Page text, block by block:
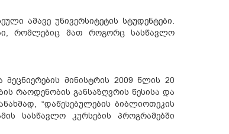
ამავე უნივერსიტეტის სტუდენტები.
რომლებიც მათ როგორც სასწავლო
მინისტრის 2009 წლის 20
რაოდენობის განსაზღვრის წესისა და
“დაწესებულების ბიბლიოთეკის
სასწავლო კურსების პროგრამებში